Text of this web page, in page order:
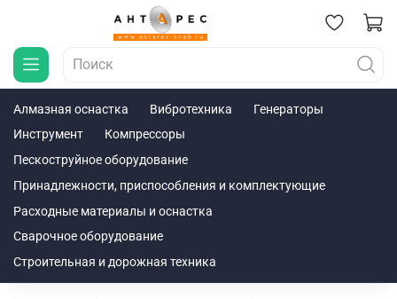
Алмазная оснастка Вибротехника
Генераторы
Инструмент
Компрессоры
Пескоструйное оборудование
Принадлежности, приспособления и комплектующие
Расходные материалы и оснастка
Сварочное оборудование
Строительная и дорожная техника